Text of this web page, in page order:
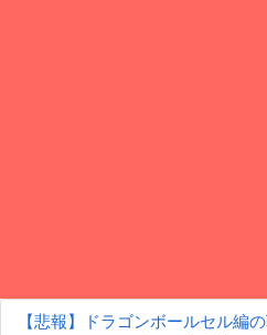
【悲報】ドラゴンボールセル編